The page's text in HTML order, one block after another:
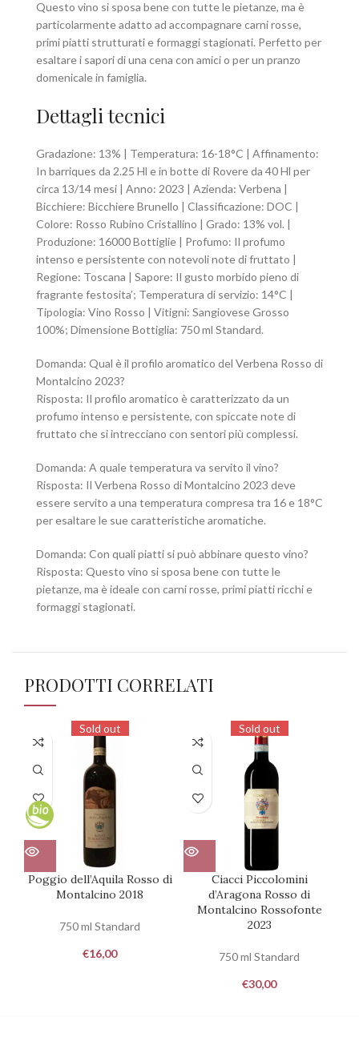
Questo vino si sposa bene con tutte le pietanze, ma è
particolarmente adatto ad accompagnare carni rosse,
primi piatti strutturati e formaggi stagionati. Perfetto per
esaltare i sapori di una cena con amici o per un pranzo
domenicale in famiglia.
Dettagli tecnici
Gradazione: 13% | Temperatura: 16-18°C | Affinamento:
In barriques da 2.25 Hl e in botte di Rovere da 40 Hl per
circa 13/14 mesi | Anno: 2023 | Azienda: Verbena |
Bicchiere: Bicchiere Brunello | Classificazione: DOC |
Colore: Rosso Rubino Cristallino | Grado: 13% vol. |
Produzione: 16000 Bottiglie | Profumo: Il profumo
intenso e persistente con notevoli note di fruttato |
Regione: Toscana | Sapore: Il gusto morbido pieno di
fragrante festosita’; Temperatura di servizio: 14°C |
Tipologia: Vino Rosso | Vitigni: Sangiovese Grosso
100%; Dimensione Bottiglia: 750 ml Standard.
Domanda: Qual è il profilo aromatico del Verbena Rosso di
Montalcino 2023?
Risposta: Il profilo aromatico è caratterizzato da un
profumo intenso e persistente, con spiccate note di
fruttato che si intrecciano con sentori più complessi.
Domanda: A quale temperatura va servito il vino?
Risposta: Il Verbena Rosso di Montalcino 2023 deve
essere servito a una temperatura compresa tra 16 e 18°C
per esaltare le sue caratteristiche aromatiche.
Domanda: Con quali piatti si può abbinare questo vino?
Risposta: Questo vino si sposa bene con tutte le
pietanze, ma è ideale con carni rosse, primi piatti ricchi e
formaggi stagionati.
PRODOTTI CORRELATI
Sold out
Poggio dell’Aquila Rosso di
Montalcino 2018
750 ml Standard
€16,00
Sold out
Ciacci Piccolomini
d’Aragona Rosso di
Montalcino Rossofonte
2023
750 ml Standard
€30,00